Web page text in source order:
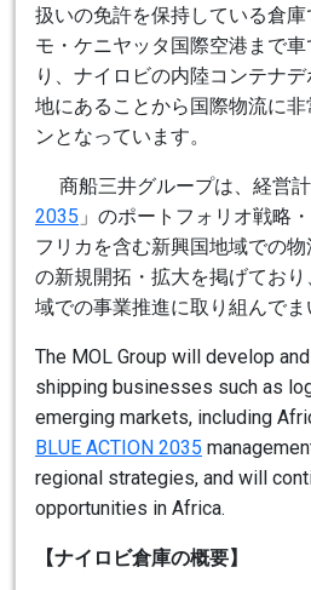
扱いの免許を保持している倉
モ・ケニヤッタ国際空港まで
り、ナイロビの内陸コンテナ
地にあることから国際物流に
ンとなっています。
商船三井グループは、経営
2035 」のポートフォリオ戦略
フリカを含む新興国地域での
の新規開拓・拡大を掲げてお
域での事業推進に取り組んでま
The MOL Group will develop
shipping businesses such as
emerging markets, including
BLUE ACTION 2035
regional strategies, and will
opportunities in Africa.
【ナイロビ倉庫の概要】